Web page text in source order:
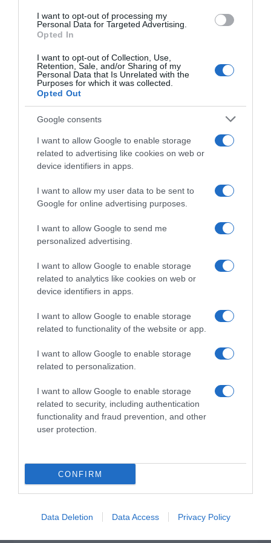
I want to opt-out of processing my
Personal Data for Targeted Advertising.
Opted In
I want to opt-out of Collection, Use,
Retention, Sale, and/or Sharing of my
Personal Data that Is Unrelated with the
Purposes for which it was collected.
Opted Out
Google consents
I want to allow Google to enable storage
related to advertising like cookies on web or
device identifiers in apps.
I want to allow my user data to be sent to
Google for online advertising purposes.
I want to allow Google to send me
personalized advertising.
I want to allow Google to enable storage
related to analytics like cookies on web or
device identifiers in apps.
I want to allow Google to enable storage
related to functionality of the website or app.
I want to allow Google to enable storage
related to personalization.
I want to allow Google to enable storage
related to security, including authentication
functionality and fraud prevention, and other
user protection.
CONFIRM
Data Deletion Data Access Privacy Policy
ΔΙΑΒΆΣΤΕ ΣΤΟ «Π»
Ο Μητσοτάκης κάνει σχέδια για την
Ελλάδα του 2030, ο Ανδρουλάκης για
ο Βελόπουλος…